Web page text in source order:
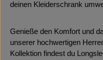
deinen Kleiderschrank
Genieße den Komfort und
unserer hochwertigen
Kollektion findest du